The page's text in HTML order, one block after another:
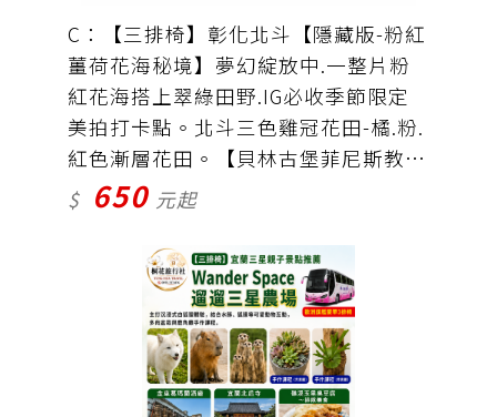
C：【三排椅】彰化北斗【隱藏版-粉紅
薑荷花海秘境】夢幻綻放中.一整片粉
紅花海搭上翠綠田野.IG必收季節限定
美拍打卡點。北斗三色雞冠花田-橘.粉.
紅色漸層花田。【貝林古堡菲尼斯教
堂】耗時五年建造 的菲尼克斯教堂園
式千層蛋塔專賣店。北斗肉丸。車資＋
保險＝650元 （門票自理)
$ 650 元起